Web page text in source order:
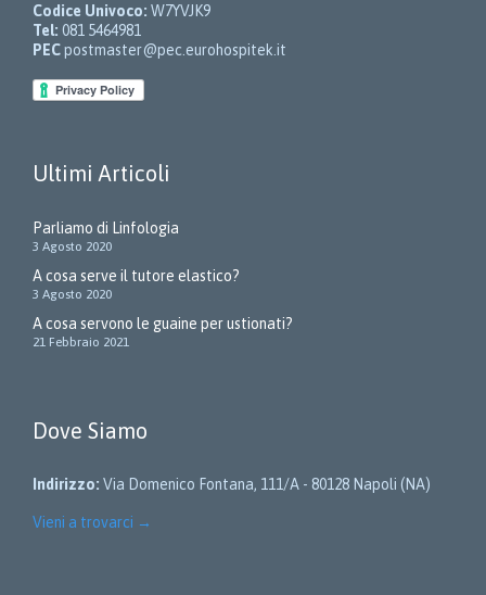
Codice Univoco: W7YVJK9
Tel: 081 5464981
PECpostmaster@pec.eurohospitek.it
Ultimi Articoli
Parliamo di Linfologia
3 Agosto 2020
A cosa serve il tutore elastico?
3 Agosto 2020
A cosa servono le guaine per ustionati?
21 Febbraio 2021
Dove Siamo
Indirizzo: Via Domenico Fontana, 111/A - 80128 Napoli (NA)
Vieni a trovarci →